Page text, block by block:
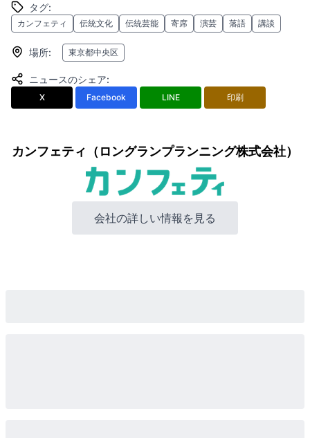
タグ:
カンフェティ 伝統文化 伝統芸能 寄席 演芸 落語 講談
場所: 東京都中央区
ニュースのシェア:
X Facebook LINE 印刷
カンフェティ（ロングランプランニング株式会社）
会社の詳しい情報を見る